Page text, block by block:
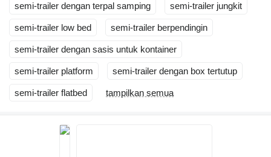
semi-trailer dengan terpal samping semi-trailer jungkit
semi-trailer low bed semi-trailer berpendingin
semi-trailer dengan sasis untuk kontainer
semi-trailer platform semi-trailer dengan box tertutup
semi-trailer flatbed tampilkan semua